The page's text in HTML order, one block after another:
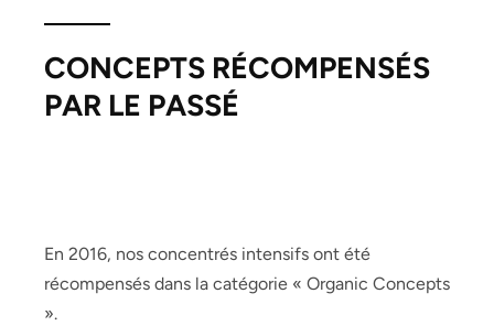
CONCEPTS RÉCOMPENSÉS
PAR LE PASSÉ
En 2016, nos concentrés intensifs ont été
récompensés dans la catégorie « Organic Concepts
».